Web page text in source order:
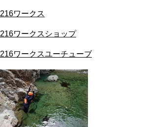
216ワークス
216ワークスショップ
216ワークスユーチューブ